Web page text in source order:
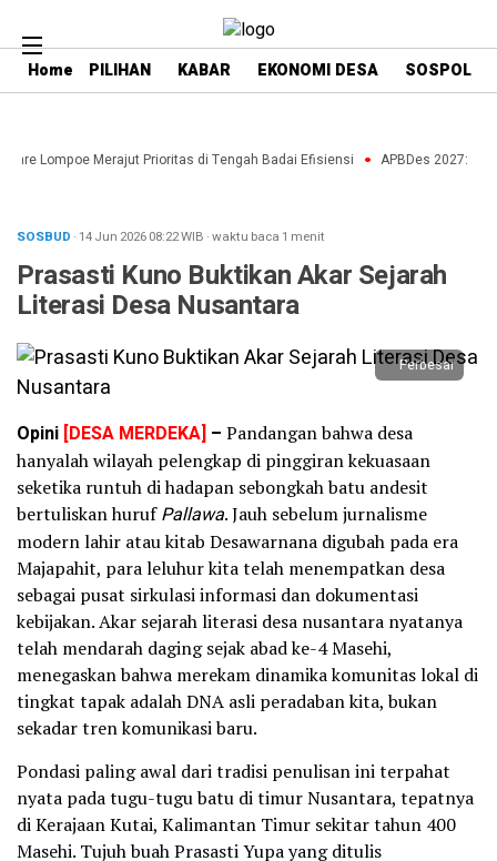
Home PILIHAN KABAR EKONOMI DESA SOSPOL
Lompoe Merajut Prioritas di Tengah Badai Efisiensi APBDes 2027:
SOSBUD · 14 Jun 202608:22WIB ·waktu baca 1 menit
Prasasti Kuno Buktikan Akar Sejarah
Literasi Desa Nusantara
Perbesar
Opini [DESA MERDEKA] – Pandangan bahwa desa
hanyalah wilayah pelengkap di pinggiran kekuasaan
seketika runtuh di hadapan sebongkah batu andesit
bertuliskan hurufPallawa. Jauh sebelum jurnalisme
modern lahir atau kitab Desawarnana digubah pada era
Majapahit, para leluhur kita telah menempatkan desa
sebagai pusat sirkulasi informasi dan dokumentasi
kebijakan. Akar sejarah literasi desa nusantara nyatanya
telah mendarah daging sejak abad ke-4 Masehi,
menegaskan bahwa merekam dinamika komunitas lokal di
tingkat tapak adalah DNA asli peradaban kita, bukan
sekadar tren komunikasi baru.
Pondasi paling awal dari tradisi penulisan ini terpahat
nyata pada tugu-tugu batu di timur Nusantara, tepatnya
di Kerajaan Kutai, Kalimantan Timur sekitar tahun 400
Masehi. Tujuh buah Prasasti Yupa yang ditulis